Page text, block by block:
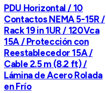
PDU Horizontal / 10
Contactos NEMA 5-15R /
Rack 19 in 1UR / 120Vca
15A / Protección con
Reestablecedor 15A /
Cable 2.5 m (8.2 ft) /
Lámina de Acero Rolada
en Frío